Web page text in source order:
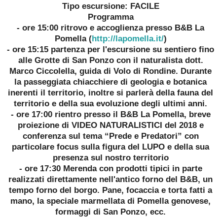
Tipo escursione: FACILE
Programma
- ore 15:00 ritrovo e accoglienza presso B&B La
Pomella (http://lapomella.it/)
- ore 15:15 partenza per l'escursione su sentiero fino
alle Grotte di San Ponzo con il naturalista dott.
Marco Ciccolella, guida di Volo di Rondine. Durante
la passeggiata chiacchiere di geologia e botanica
inerenti il territorio, inoltre si parlerà della fauna del
territorio e della sua evoluzione degli ultimi anni.
- ore 17:00 rientro presso il B&B La Pomella, breve
proiezione di VIDEO NATURALISTICI del 2018 e
conferenza sul tema “Prede e Predatori” con
particolare focus sulla figura del LUPO e della sua
presenza sul nostro territorio
- ore 17:30 Merenda con prodotti tipici in parte
realizzati direttamente nell'antico forno del B&B, un
tempo forno del borgo. Pane, focaccia e torta fatti a
mano, la speciale marmellata di Pomella genovese,
formaggi di San Ponzo, ecc.